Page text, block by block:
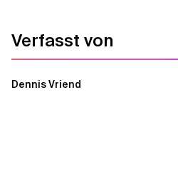
Verfasst von
Dennis Vriend